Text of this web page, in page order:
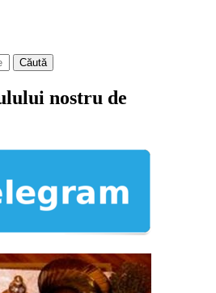
Căută
nostru de